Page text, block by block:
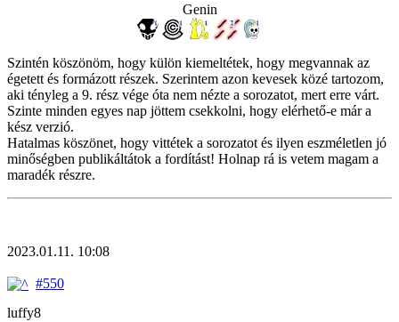
Genin
Szintén köszönöm, hogy külön kiemeltétek, hogy megvannak az
égetett és formázott részek. Szerintem azon kevesek közé tartozom,
aki tényleg a 9. rész vége óta nem nézte a sorozatot, mert erre várt.
Szinte minden egyes nap jöttem csekkolni, hogy elérhető-e már a
kész verzió.
Hatalmas köszönet, hogy vittétek a sorozatot és ilyen eszméletlen jó
minőségben publikáltátok a fordítást! Holnap rá is vetem magam a
maradék részre.
2023.01.11. 10:08
#550
luffy8